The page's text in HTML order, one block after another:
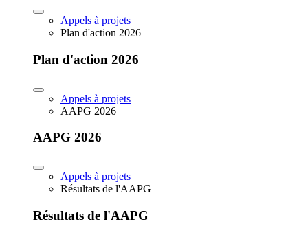
Appels à projets
Plan d'action 2026
Plan d'action 2026
Appels à projets
AAPG 2026
AAPG 2026
Appels à projets
Résultats de l'AAPG
Résultats de l'AAPG